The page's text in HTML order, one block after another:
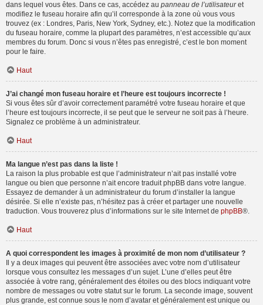
dans lequel vous êtes. Dans ce cas, accédez au panneau de l’utilisateuret
modifiez le fuseau horaire afin qu’il corresponde à la zone où vous vous
trouvez (ex : Londres, Paris, New York, Sydney, etc.). Notez que la modification
du fuseau horaire, comme la plupart des paramètres, n’est accessible qu’aux
membres du forum. Donc si vous n’êtes pas enregistré, c’est le bon moment
pour le faire.
Haut
J’ai changé mon fuseau horaire et l’heure est toujours incorrecte !
Si vous êtes sûr d’avoir correctement paramétré votre fuseau horaire et que
l’heure est toujours incorrecte, il se peut que le serveur ne soit pas à l’heure.
Signalez ce problème à un administrateur.
Haut
Ma langue n’est pas dans la liste !
La raison la plus probable est que l’administrateur n’ait pas installé votre
langue ou bien que personne n’ait encore traduit phpBB dans votre langue.
Essayez de demander à un administrateur du forum d’installer la langue
désirée. Si elle n’existe pas, n’hésitez pas à créer et partager une nouvelle
traduction. Vous trouverez plus d’informations sur le site Internet de phpBB®.
Haut
A quoi correspondent les images à proximité de mon nom d’utilisateur ?
Il y a deux images qui peuvent être associées avec votre nom d’utilisateur
lorsque vous consultez les messages d’un sujet. L’une d’elles peut être
associée à votre rang, généralement des étoiles ou des blocs indiquant votre
nombre de messages ou votre statut sur le forum. La seconde image, souvent
plus grande, est connue sous le nom d’avatar et généralement est unique ou